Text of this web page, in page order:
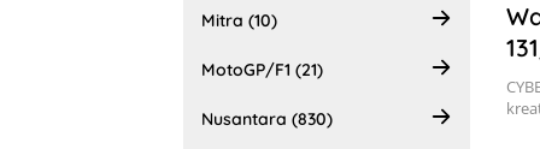
Mitra (10)
MotoGP/F1 (21)
Nusantara (830)